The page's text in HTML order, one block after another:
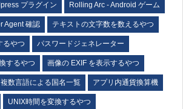
プラグイン Rolling Arc - Android ゲーム
Agent 確認 テキストの文字数を数えるやつ
るやつ パスワードジェネレーター
するやつ 画像の EXIF を表示するやつ
複数言語による国名一覧 アプリ内通貨換算機
UNIX時間を変換するやつ